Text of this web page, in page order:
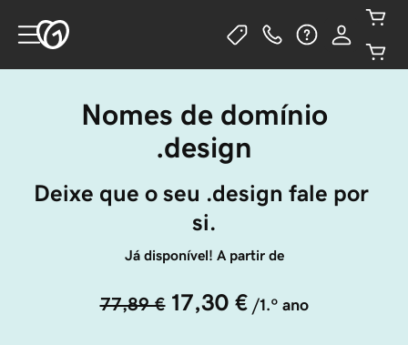
Nomes de domínio
.design
Deixe que o seu .design fale por
si.
Já disponível! A partir de
77,89 € 17,30 € /1.º ano